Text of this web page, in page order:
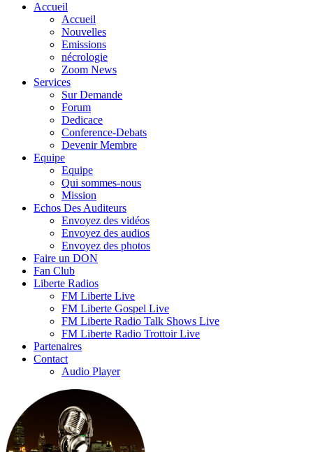
Accueil
Accueil
Nouvelles
Emissions
nécrologie
Zoom News
Services
Sur Demande
Forum
Dedicace
Conference-Debats
Devenir Membre
Equipe
Equipe
Qui sommes-nous
Mission
Echos Des Auditeurs
Envoyez des vidéos
Envoyez des audios
Envoyez des photos
Faire un DON
Fan Club
Liberte Radios
FM Liberte Live
FM Liberte Gospel Live
FM Liberte Radio Talk Shows Live
FM Liberte Radio Trottoir Live
Partenaires
Contact
Audio Player